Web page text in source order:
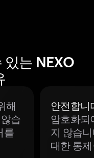
있는 NEXO
해
습
를
안전합니
암호화되
지 않습
대한 통